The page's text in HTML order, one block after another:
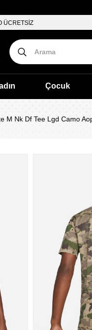
ÜCRETSİZ
Çocuk
M Nk Df Tee Lgd Camo